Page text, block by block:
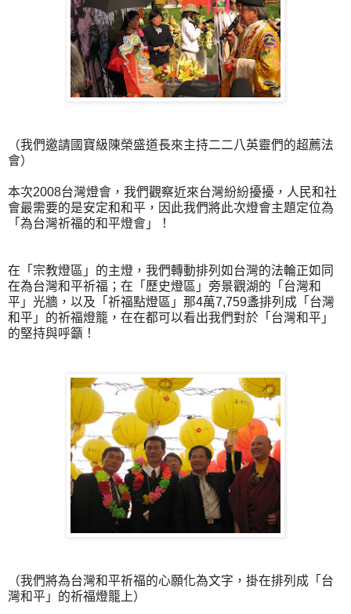
（我們邀請國寶級陳榮盛道長來主持二二八英靈們的超薦法
會）
本次2008台灣燈會，我們觀察近來台灣紛紛擾擾，人民和社
會最需要的是安定和和平，因此我們將此次燈會主題定位為
「為台灣祈福的和平燈會」！
在「宗教燈區」的主燈，我們轉動排列如台灣的法輪正如同
在為台灣和平祈福；在「歷史燈區」旁景觀湖的「台灣和
平」光牆，以及「祈福點燈區」那4萬7,759盞排列成「台灣
和平」的祈福燈籠，在在都可以看出我們對於「台灣和平」
的堅持與呼籲！
（我們將為台灣和平祈福的心願化為文字，掛在排列成「台
灣和平」的祈福燈籠上）